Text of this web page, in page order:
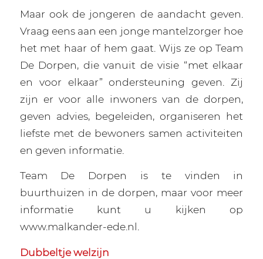
Maar ook de jongeren de aandacht geven.
Vraag eens aan een jonge mantelzorger hoe
het met haar of hem gaat. Wijs ze op Team
De Dorpen, die vanuit de visie “met elkaar
en voor elkaar” ondersteuning geven. Zij
zijn er voor alle inwoners van de dorpen,
geven advies, begeleiden, organiseren het
liefste met de bewoners samen activiteiten
en geven informatie.
Team De Dorpen is te vinden in
buurthuizen in de dorpen, maar voor meer
informatie kunt u kijken op
www.malkander-ede.nl.
Dubbeltje welzijn